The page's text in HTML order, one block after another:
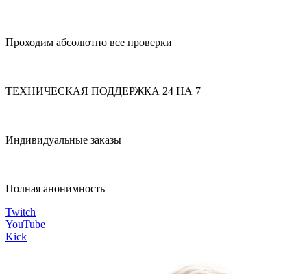
Проходим абсолютно все проверки
ТЕХНИЧЕСКАЯ ПОДДЕРЖКА 24 НА 7
Индивидуальные заказы
Полная анонимность
Twitch
YouTube
Kick